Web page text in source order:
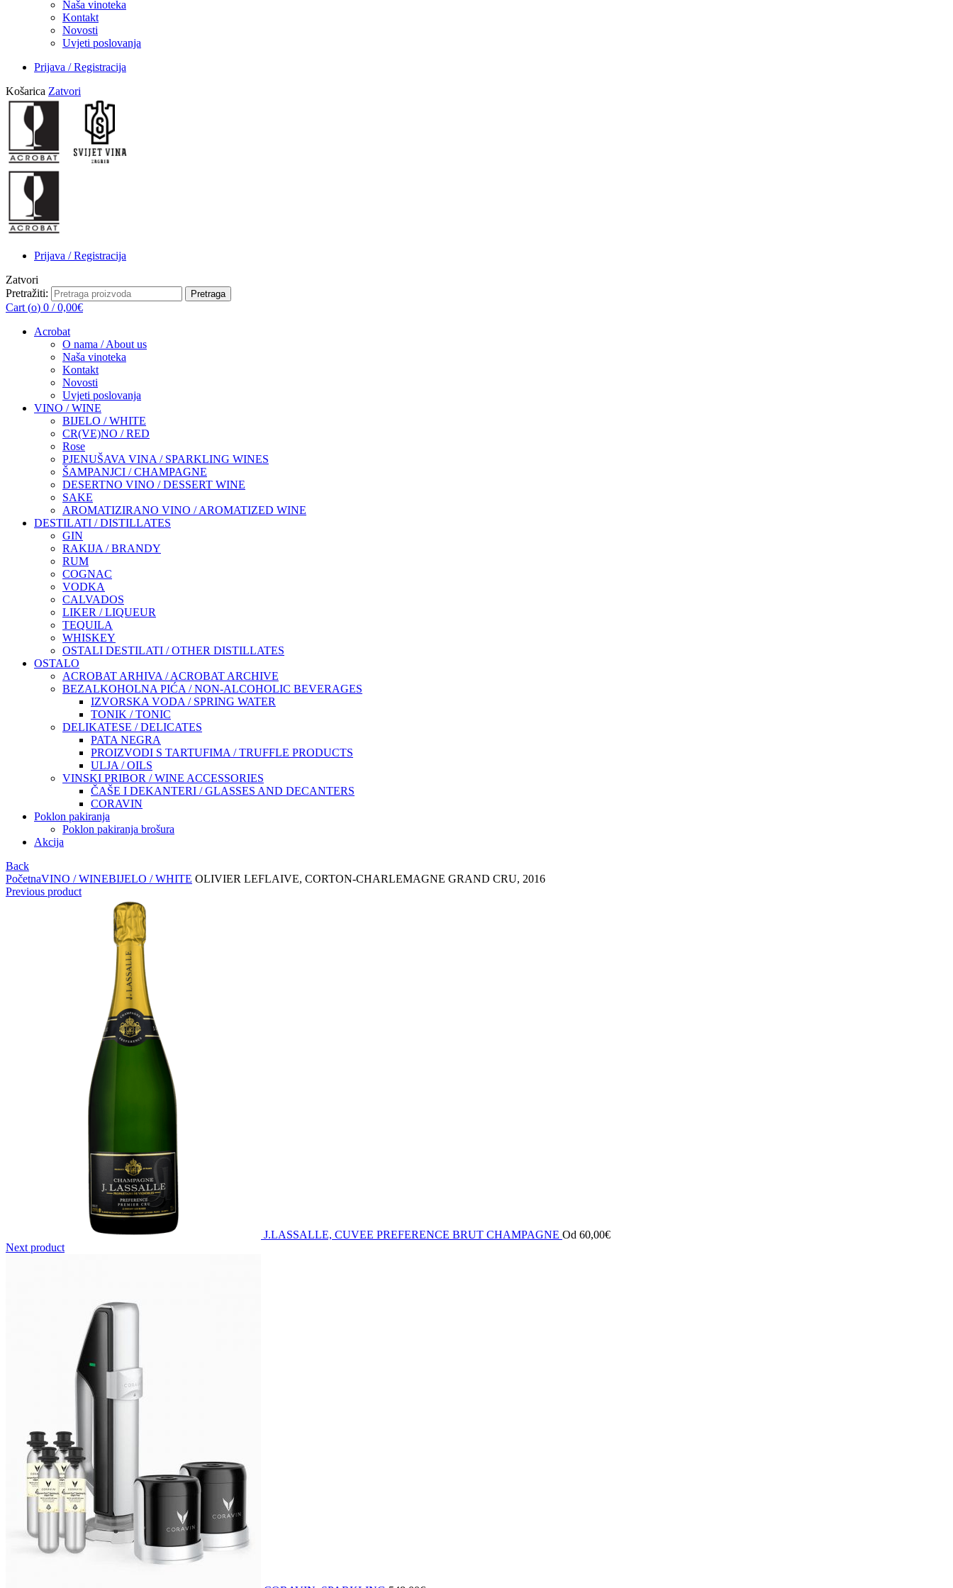
Naša vinoteka
Kontakt
Novosti
Uvjeti poslovanja
Prijava / Registracija
Košarica Zatvori
Prijava / Registracija
Zatvori
Pretražiti:
Pretraga
Cart (o) 0 / 0,00€
Acrobat
O nama / About us
Naša vinoteka
Kontakt
Novosti
Uvjeti poslovanja
VINO / WINE
BIJELO / WHITE
CR(VE)NO / RED
Rose
PJENUŠAVA VINA / SPARKLING WINES
ŠAMPANJCI / CHAMPAGNE
DESERTNO VINO / DESSERT WINE
SAKE
AROMATIZIRANO VINO / AROMATIZED WINE
DESTILATI / DISTILLATES
GIN
RAKIJA / BRANDY
RUM
COGNAC
VODKA
CALVADOS
LIKER / LIQUEUR
TEQUILA
WHISKEY
OSTALI DESTILATI / OTHER DISTILLATES
OSTALO
ACROBAT ARHIVA / ACROBAT ARCHIVE
BEZALKOHOLNA PIĆA / NON-ALCOHOLIC BEVERAGES
IZVORSKA VODA / SPRING WATER
TONIK / TONIC
DELIKATESE / DELICATES
PATA NEGRA
PROIZVODI S TARTUFIMA / TRUFFLE PRODUCTS
ULJA / OILS
VINSKI PRIBOR / WINE ACCESSORIES
ČAŠE I DEKANTERI / GLASSES AND DECANTERS
CORAVIN
Poklon pakiranja
Poklon pakiranja brošura
Akcija
Back
PočetnaVINO / WINEBIJELO / WHITE OLIVIER LEFLAIVE, CORTON-CHARLEMAGNE GRAND CRU, 2016
Previous product
J.LASSALLE, CUVEE PREFERENCE BRUT CHAMPAGNE Od 60,00€
Next product